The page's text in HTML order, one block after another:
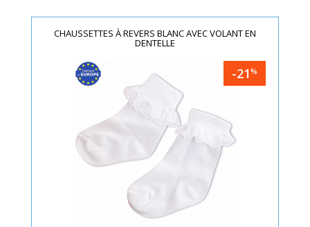
CHAUSSETTES À REVERS BLANC AVEC VOLANT EN
DENTELLE
-21%